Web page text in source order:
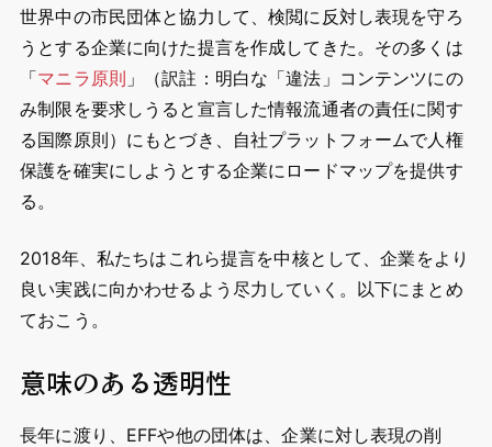
世界中の市民団体と協力して、検閲に反対し表現を守ろ
うとする企業に向けた提言を作成してきた。その多くは
「マニラ原則 」（訳註：明白な「違法」コンテンツにの
み制限を要求しうると宣言した情報流通者の責任に関す
る国際原則）にもとづき、自社プラットフォームで人権
保護を確実にしようとする企業にロードマップを提供す
る。
2018年、私たちはこれら提言を中核として、企業をより
良い実践に向かわせるよう尽力していく。以下にまとめ
ておこう。
意味のある透明性
長年に渡り、EFFや他の団体は、企業に対し表現の削